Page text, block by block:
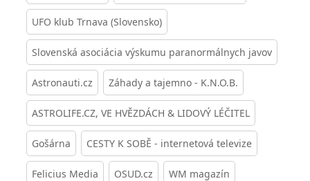
UFO klub Trnava (Slovensko)
Slovenská asociácia výskumu paranormálnych javov
Astronauti.cz Záhady a tajemno - K.N.O.B.
ASTROLIFE.CZ, VE HVĚZDÁCH & LIDOVÝ LÉČITEL
Gošárna CESTY K SOBĚ - internetová televize
Felicius Media OSUD.cz WM magazín